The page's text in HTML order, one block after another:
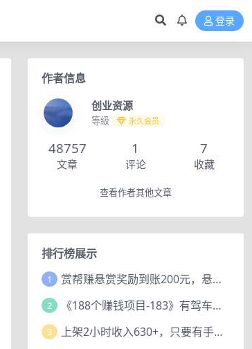
登录
作者信息
创业资源
等级 永久会员
48757
文章
1
评论
7
收藏
查看作者其他文章
排行榜展示
1 赏帮赚悬赏奖励到账200元，悬赏任务多劳多得，人人可做。
2 《188个赚钱项目-183》有驾车评项目，动动小手，复制粘贴赚44元！
3 上架2小时收入630+，只要有手就能做的AI搞钱项目，奶奶看完都能学会!